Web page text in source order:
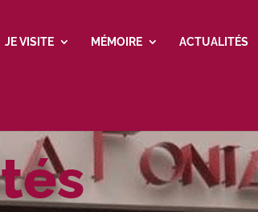
JE VISITE MÉMOIRE ACTUALITÉS